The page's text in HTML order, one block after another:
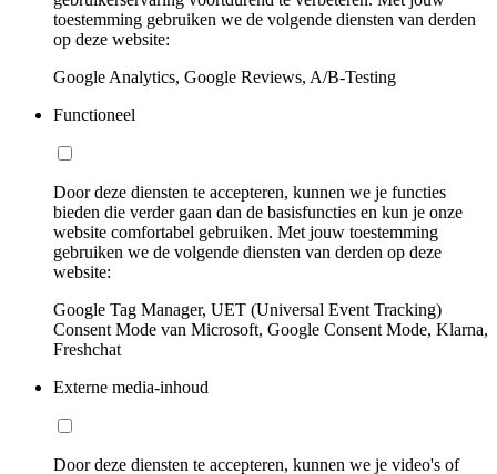
toestemming gebruiken we de volgende diensten van derden
op deze website:
Google Analytics, Google Reviews, A/B-Testing
Functioneel
Door deze diensten te accepteren, kunnen we je functies
bieden die verder gaan dan de basisfuncties en kun je onze
website comfortabel gebruiken. Met jouw toestemming
gebruiken we de volgende diensten van derden op deze
website:
Google Tag Manager, UET (Universal Event Tracking)
Consent Mode van Microsoft, Google Consent Mode, Klarna,
Freshchat
Externe media-inhoud
Door deze diensten te accepteren, kunnen we je video's of